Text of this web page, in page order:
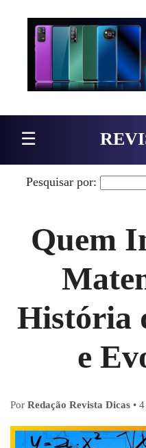
Pular para o conteúdo
☰
Pesquisar por:
Quem
História
e
Por Redação Revista Dicas •